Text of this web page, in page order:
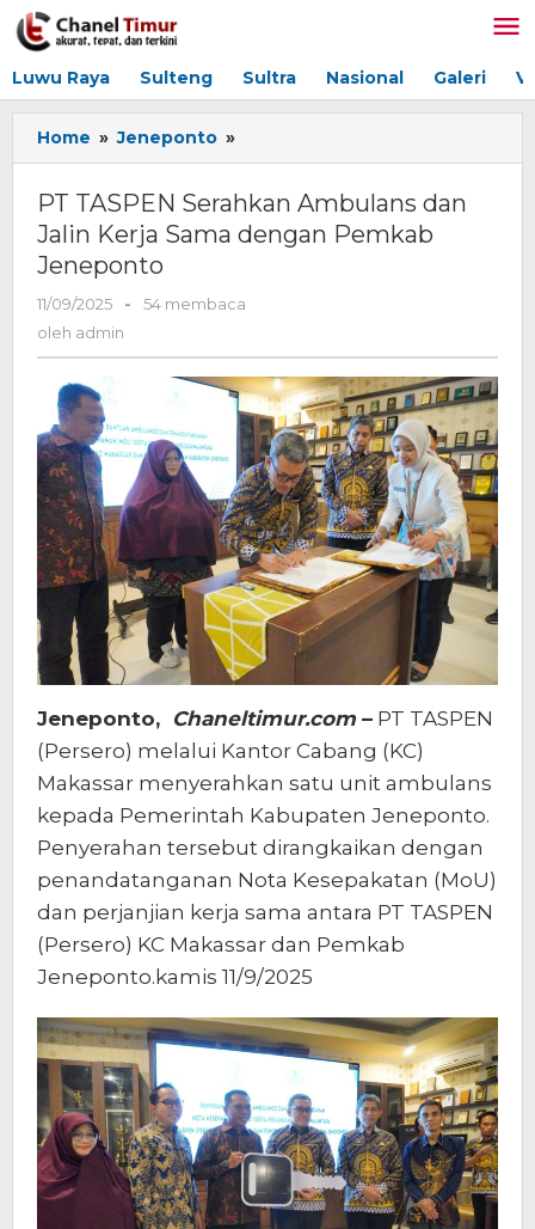
Lewati
ke
Luwu Raya Sulteng Sultra Nasional Galeri
Home » Jeneponto »
TASPEN
Ambulans
dan
Sama
Pemkab
Jeneponto
PT TASPEN Serahkan Ambulans dan
Jalin Kerja Sama dengan Pemkab
Jeneponto
11/09/2025
oleh
-
54 membaca
oleh admin
Jeneponto, Chaneltimur.com– PT TASPEN
(Persero) melalui Kantor Cabang (KC)
Makassar menyerahkan satu unit ambulans
kepada Pemerintah Kabupaten Jeneponto.
Penyerahan tersebut dirangkaikan dengan
penandatanganan Nota Kesepakatan (MoU)
dan perjanjian kerja sama antara PT TASPEN
(Persero) KC Makassar dan Pemkab
Jeneponto.kamis 11/9/2025